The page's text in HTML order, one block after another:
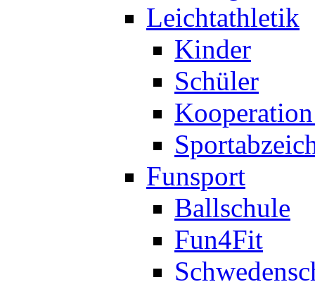
Leichtathletik
Kinder
Schüler
Funsport
Ballschule
Fun4Fit